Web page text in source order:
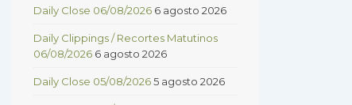
Daily Close 06/08/2026 6 agosto 2026
Daily Clippings / Recortes Matutinos
06/08/2026 6 agosto 2026
Daily Close 05/08/20265 agosto 2026